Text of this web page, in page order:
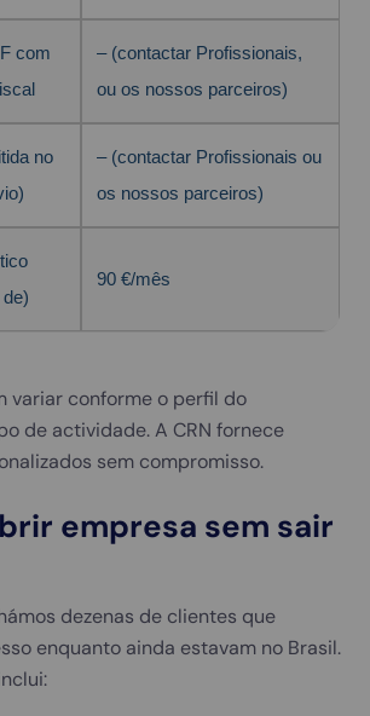
com
– (contactar Profissionais,
ou os nossos parceiros)
no
– (contactar Profissionais ou
os nossos parceiros)
90 €/mês
variar conforme o perfil do
de actividade. A CRN fornece
sem compromisso.
empresa sem sair
dezenas de clientes que
enquanto ainda estavam no Brasil.